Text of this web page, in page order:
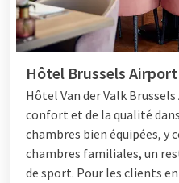
Hôtel Brussels Airport
Hôtel Van der Valk
confort et de la qualité
chambres bien équipées, y
chambres familiales, un
de sport. Pour les clients